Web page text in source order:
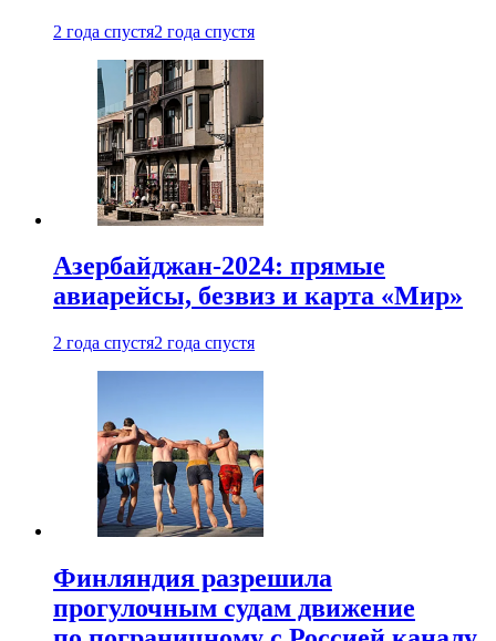
2 года спустя2 года спустя
Азербайджан-2024: прямые
авиарейсы, безвиз и карта «Мир»
2 года спустя2 года спустя
Финляндия разрешила
прогулочным судам движение